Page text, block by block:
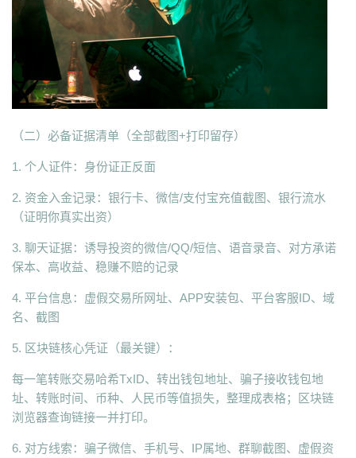
（二）必备证据清单（全部截图+打印留存）
1. 个人证件：身份证正反面
2. 资金入金记录：银行卡、微信/支付宝充值截图、银行流水
（证明你真实出资）
3. 聊天证据：诱导投资的微信/QQ/短信、语音录音、对方承诺
保本、高收益、稳赚不赔的记录
4. 平台信息：虚假交易所网址、APP安装包、平台客服ID、域
名、截图
5. 区块链核心凭证（最关键）：
每一笔转账交易哈希TxID、转出钱包地址、骗子接收钱包地
址、转账时间、币种、人民币等值损失，整理成表格；区块链
浏览器查询链接一并打印。
6. 对方线索：骗子微信、手机号、IP属地、群聊截图、虚假资